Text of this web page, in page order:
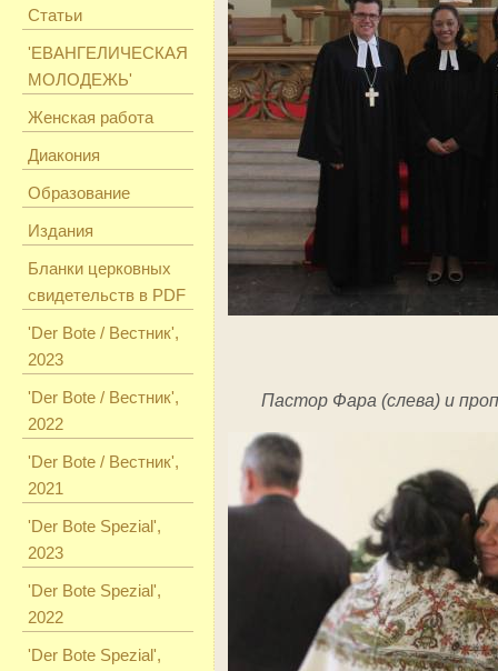
Статьи
'ЕВАНГЕЛИЧЕСКАЯ
МОЛОДЕЖЬ'
Женская работа
Диакония
Образование
Издания
Бланки церковных
свидетельств в PDF
'Der Bote / Вестник',
2023
'Der Bote / Вестник',
2022
'Der Bote / Вестник',
2021
'Der Bote Spezial',
2023
'Der Bote Spezial',
2022
'Der Bote Spezial',
Пастор Фара (слева) и